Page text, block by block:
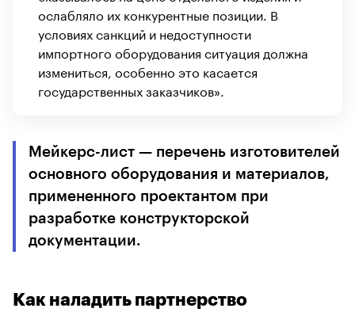
ослабляло их конкурентные позиции. В
условиях санкций и недоступности
импортного оборудования ситуация должна
измениться, особенно это касается
государственных заказчиков».
Мейкерс-лист — перечень изготовителей
основного оборудования и материалов,
примененного проектантом при
разработке конструкторской
документации.
Как наладить партнерство